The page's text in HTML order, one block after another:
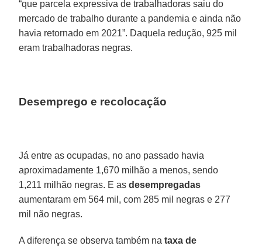
“que parcela expressiva de trabalhadoras saiu do
mercado de trabalho durante a pandemia e ainda não
havia retornado em 2021”. Daquela redução, 925 mil
eram trabalhadoras negras.
Desemprego e recolocação
Já entre as ocupadas, no ano passado havia
aproximadamente 1,670 milhão a menos, sendo
1,211 milhão negras. E asdesempregadas
aumentaram em 564 mil, com 285 mil negras e 277
mil não negras.
A diferença se observa também nataxa de